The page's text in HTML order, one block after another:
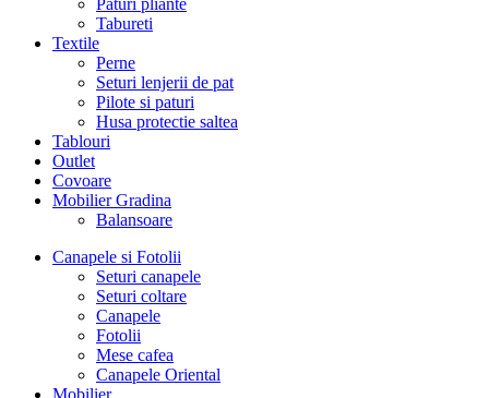
Paturi pliante
Tabureti
Textile
Perne
Seturi lenjerii de pat
Pilote si paturi
Husa protectie saltea
Tablouri
Outlet
Covoare
Mobilier Gradina
Balansoare
Canapele si Fotolii
Seturi canapele
Seturi coltare
Canapele
Fotolii
Mese cafea
Canapele Oriental